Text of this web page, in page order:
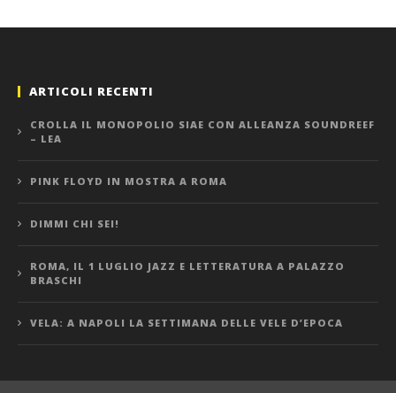
ARTICOLI RECENTI
CROLLA IL MONOPOLIO SIAE CON ALLEANZA SOUNDREEF
– LEA
PINK FLOYD IN MOSTRA A ROMA
DIMMI CHI SEI!
ROMA, IL 1 LUGLIO JAZZ E LETTERATURA A PALAZZO
BRASCHI
VELA: A NAPOLI LA SETTIMANA DELLE VELE D’EPOCA